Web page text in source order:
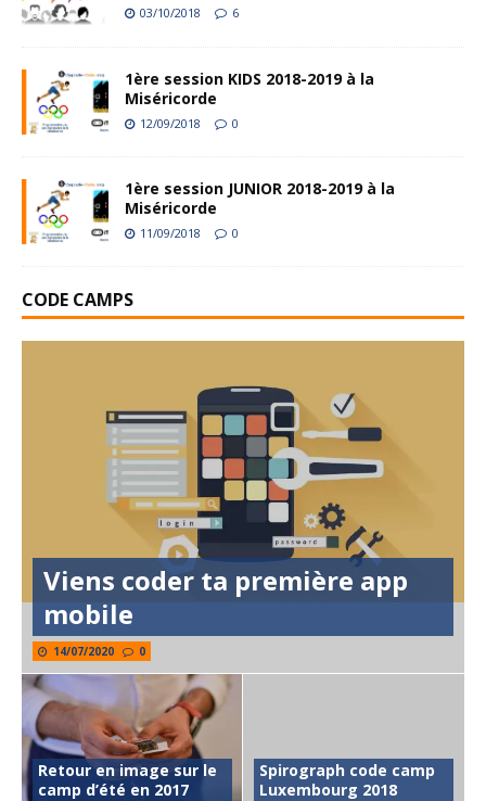
03/10/2018 6
1ère session KIDS 2018-2019 à la
Miséricorde
12/09/2018 0
1ère session JUNIOR 2018-2019 à la
Miséricorde
11/09/2018 0
CODE CAMPS
Viens coder ta première app
mobile
14/07/2020 0
Retour en image sur le
camp d’été en 2017
Spirograph code camp
Luxembourg 2018